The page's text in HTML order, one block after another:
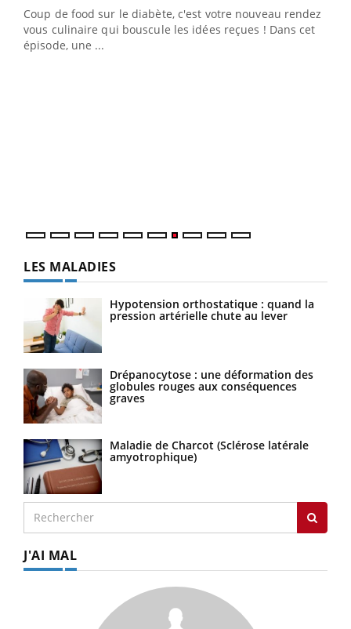
Coup de food sur le diabète, c'est votre nouveau rendez-
vous culinaire qui bouscule les idées reçues ! Dans cet
épisode, une ...
LES MALADIES
Hypotension orthostatique : quand la
pression artérielle chute au lever
Drépanocytose : une déformation des
globules rouges aux conséquences
graves
Maladie de Charcot (Sclérose latérale
amyotrophique)
J'AI MAL